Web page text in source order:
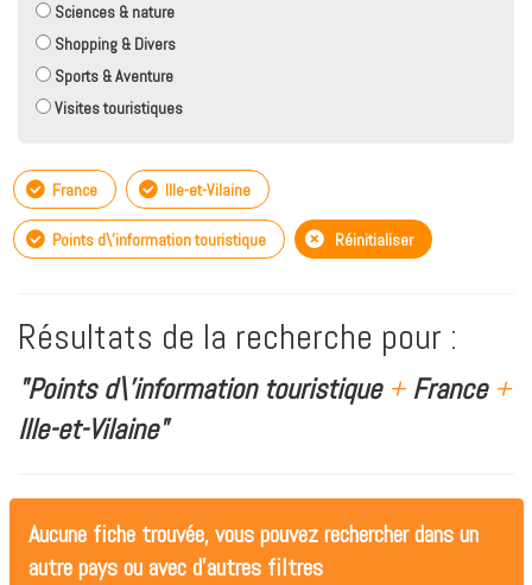
Sciences & nature
Shopping & Divers
Sports & Aventure
Visites touristiques
France Ille-et-Vilaine
Points d\'information touristique Réinitialiser
Résultats de la recherche pour :
"Points d\'information touristique +France +
Ille-et-Vilaine"
Aucune fiche trouvée, vous pouvez rechercher dans un
autre pays ou avec d'autres filtres